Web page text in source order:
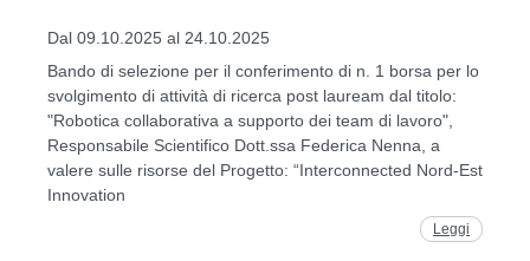
Dal 09.10.2025 al 24.10.2025
Bando di selezione per il conferimento di n. 1 borsa per lo
svolgimento di attività di ricerca post lauream dal titolo:
"Robotica collaborativa a supporto dei team di lavoro",
Responsabile Scientifico Dott.ssa Federica Nenna, a
valere sulle risorse del Progetto: “Interconnected Nord-Est
Innovation
Leggi